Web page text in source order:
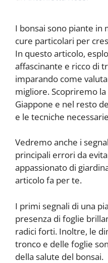
I bonsai sono piante in
cure particolari per
In questo articolo,
affascinante e ricco di
imparando come
migliore. Scopriremo
Giappone e nel resto
e le tecniche
Vedremo anche i
principali errori da
appassionato di
articolo fa per te.
I primi segnali di una
presenza di foglie
radici forti. Inoltre, le
tronco e delle foglie
della salute del bonsai.